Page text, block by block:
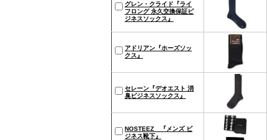
グレン・クライド『ライ
フロング 永久交換保証ビ
ジネスソックス』
アドリアン『ホーズソッ
クス』
セレーン『デオエスト 消
臭ビジネスソックス』
NOSTEEZ 『メンズ ビ
ジネス靴下』